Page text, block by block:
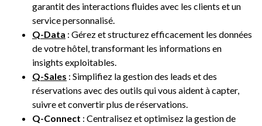
garantit des interactions fluides avec les clients et un
service personnalisé.
Q-Data : Gérez et structurez efficacement les données
de votre hôtel, transformant les informations en
insights exploitables.
Q-Sales : Simplifiez la gestion des leads et des
réservations avec des outils qui vous aident à capter,
suivre et convertir plus de réservations.
Q-Connect : Centralisez et optimisez la gestion de